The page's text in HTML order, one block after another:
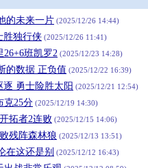
的未来一片 (2025/12/26 14:44)
胜独行侠 (2025/12/26 11:41)
26+6班凯罗2 (2025/12/23 14:28)
的数据 正负值 (2025/12/22 16:39)
逐 勇士险胜太阳 (2025/12/21 12:54)
克25分 (2025/12/19 14:30)
拓者2连败 (2025/12/15 14:06)
残阵森林狼 (2025/12/13 13:51)
在这还是别 (2025/12/12 16:43)